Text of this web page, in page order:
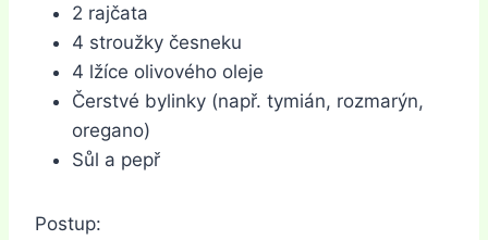
2 rajčata
4 stroužky česneku
4 lžíce olivového oleje
Čerstvé bylinky (např. tymián, rozmarýn,
oregano)
Sůl a pepř
Postup: